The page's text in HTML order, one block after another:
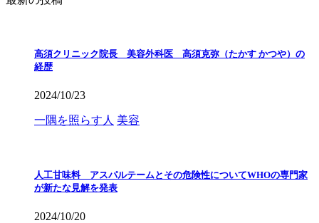
高須クリニック院長 美容外科医 高須克弥（たかす かつや）の
経歴
2024/10/23
一隅を照らす人 美容
人工甘味料 アスパルテームとその危険性についてWHOの専門家
が新たな見解を発表
2024/10/20